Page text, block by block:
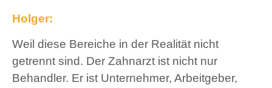
Holger:
Weil diese Bereiche in der Realität nicht
getrennt sind. Der Zahnarzt ist nicht nur
Behandler. Er ist Unternehmer, Arbeitgeber,